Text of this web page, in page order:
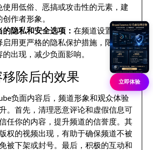
使用低俗、恶搞或攻击性的元素，建
作者形象。
的隐私和安全选项：在频道设置中，
启用更严格的隐私保护措施，限制不
的出现，减少负面影响。
除后的效果
负面内容后，频道形象和观众体验
。首先，清理恶意评论和虚假信息可
任你的内容，提升频道的信誉度。其
权的视频出现，有助于确保频道不被
被下架或封号。最后，积极的互动和
立即体验